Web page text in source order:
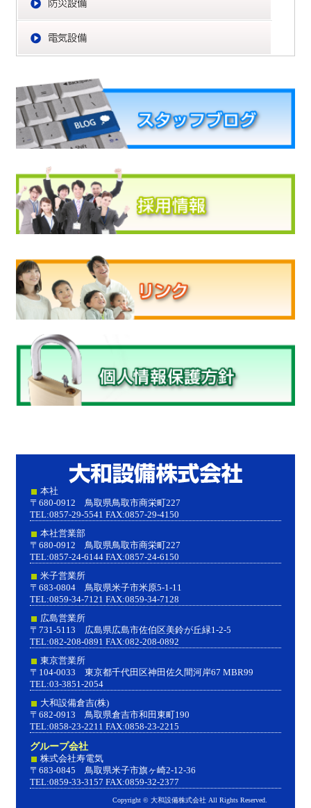
本社
〒680-0912 鳥取県鳥取市商栄町227
TEL:0857-29-5541 FAX:0857-29-4150
本社営業部
〒680-0912 鳥取県鳥取市商栄町227
TEL:0857-24-6144 FAX:0857-24-6150
米子営業所
〒683-0804 鳥取県米子市米原5-1-11
TEL:0859-34-7121 FAX:0859-34-7128
広島営業所
〒731-5113 広島県広島市佐伯区美鈴が丘緑1-2-5
TEL:082-208-0891 FAX:082-208-0892
東京営業所
〒104-0033 東京都千代田区神田佐久間河岸67 MBR99
TEL:03-3851-2054
大和設備倉吉(株)
〒682-0913 鳥取県倉吉市和田東町190
TEL:0858-23-2211 FAX:0858-23-2215
グループ会社
株式会社寿電気
〒683-0845 鳥取県米子市旗ヶ崎2-12-36
TEL:0859-33-3157 FAX:0859-32-2377
Copyright © 大和設備株式会社 All Rights Reserved.